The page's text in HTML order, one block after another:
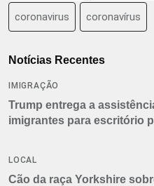
coronavirus coronavírus
Notícias Recentes
IMIGRAÇÃO
Trump entrega a
imigrantes para escritório
LOCAL
Cão da raça Yorkshire